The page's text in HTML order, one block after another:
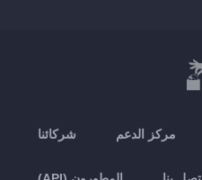
مركز الدعم شركائنا